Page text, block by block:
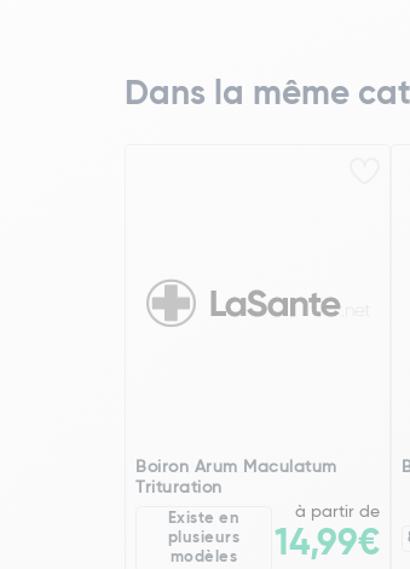
Dans la même
Boiron Arum Maculatum
Trituration
Existe en
plusieurs
modèles
à partir de
14,99€